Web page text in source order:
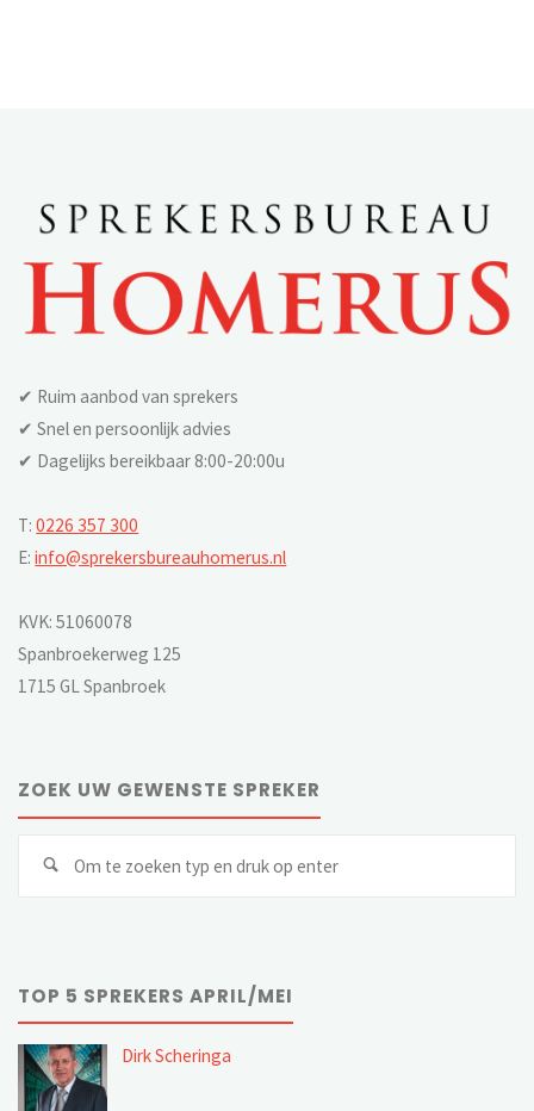
✔ Ruim aanbod van sprekers
✔ Snel en persoonlijk advies
✔ Dagelijks bereikbaar 8:00-20:00u
T:0226 357 300
E:info@sprekersbureauhomerus.nl
KVK: 51060078
Spanbroekerweg 125
1715 GL Spanbroek
ZOEK UW GEWENSTE SPREKER
Zoeken
TOP 5 SPREKERS APRIL/MEI
Dirk Scheringa